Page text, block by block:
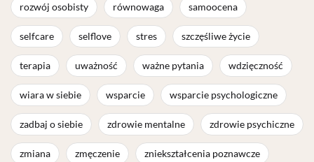
rozwój osobisty równowaga samoocena
selfcare selflove stres szczęśliwe życie
terapia uważność ważne pytania wdzięczność
wiara w siebie wsparcie wsparcie psychologiczne
zadbaj o siebie zdrowie mentalne zdrowie psychiczne
zmiana zmęczenie zniekształcenia poznawcze